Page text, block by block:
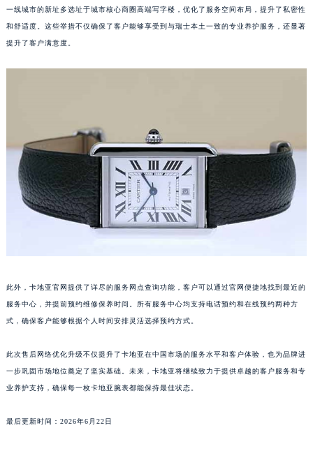
西安市碑林区南关正街88号华侨城长安国际中心E座6楼10室（需提前预约）
黑龙江省大庆市萨尔图区会战大街卡地亚售后服务中心（需提前预约）
黑龙江省鹤岗市向阳区红军路卡地亚售后服务中心（需提前预约）
黑龙江省黑河市爱辉区中央街卡地亚售后服务中心（需提前预约）
黑龙江省鸡西市鸡冠区红军路卡地亚售后服务中心（需提前预约）
黑龙江省齐齐哈尔市龙沙区龙华路卡地亚售后服务中心（需提前预约）
黑龙江省双鸭山市尖山区新兴大街卡地亚售后服务中心（需提前预约）
一线城市的新址多选址于城市核心商圈高端写字楼，优化了服务空间布局，提升了私密性
和舒适度。这些举措不仅确保了客户能够享受到与瑞士本土一致的专业养护服务，还显著
提升了客户满意度。
此外，卡地亚官网提供了详尽的服务网点查询功能，客户可以通过官网便捷地找到最近的
服务中心，并提前预约维修保养时间。所有服务中心均支持电话预约和在线预约两种方
式，确保客户能够根据个人时间安排灵活选择预约方式。
此次售后网络优化升级不仅提升了卡地亚在中国市场的服务水平和客户体验，也为品牌进
一步巩固市场地位奠定了坚实基础。未来，卡地亚将继续致力于提供卓越的客户服务和专
业养护支持，确保每一枚卡地亚腕表都能保持最佳状态。
最后更新时间：2026年6月22日